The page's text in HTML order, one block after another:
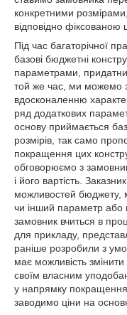
конкретними
відповідно фіксованою
Під час багаторічної
базові бюджетні
параметрами,
той же час, ми можемо
вдосконаленню
ряд додаткових
основу приймається
розмірів, так само
покращення цих
обговорюємо з
і його вартість.
можливостей бюджету,
чи інший параметр
замовник вчиться в
для прикладу,
раніше розробили з
має можливість
своїм власним
у напрямку покращення
заводимо ціни на